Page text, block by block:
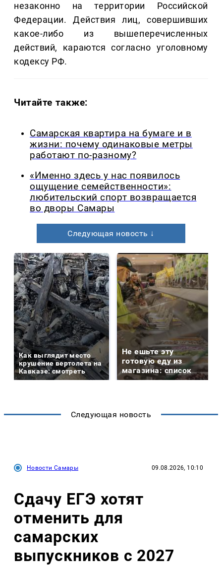
незаконно на территории Российской
Федерации. Действия лиц, совершивших
какое-либо из вышеперечисленных
действий, караются согласно уголовному
кодексу РФ.
Читайте также:
Самарская квартира на бумаге и в
жизни: почему одинаковые метры
работают по-разному?
«Именно здесь у нас появилось
ощущение семейственности»:
любительский спорт возвращается
во дворы Самары
Следующая новость ↓
Как выглядит место
крушение вертолета на
Кавказе: смотреть
Не ешьте эту
готовую еду из
магазина: список
Следующая новость
Новости Самары 09.08.2026, 10:10
Сдачу ЕГЭ хотят
отменить для
самарских
выпускников с 2027